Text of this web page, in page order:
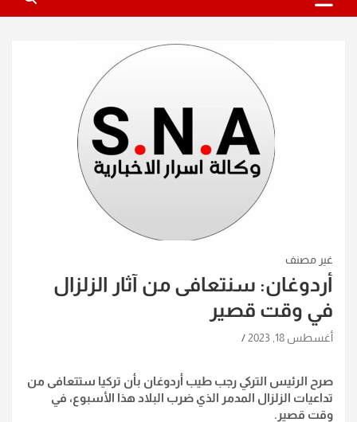
غير مصنف
أردوغان: سنتعافى من آثار الزلزال
في وقت قصير
أغسطس 18, 2023
صرح الرئيس التركي رجب طيب أردوغان بأن تركيا ستتعافى من
تداعيات الزلزال المدمر الذي ضرب البلاد هذا الأسبوع، في
وقت قصير.